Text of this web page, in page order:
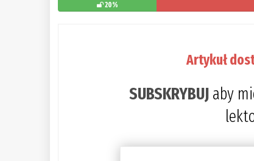
20%
Artykuł
SUBSKRYBUJ aby